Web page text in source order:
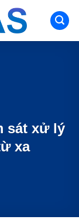
sát xử lý
xa